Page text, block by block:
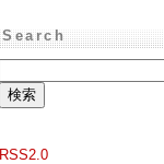
Search
RSS2.0